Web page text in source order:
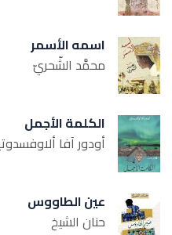
اسمه الأسمر
محمَّد الشّحريّ
الكلمة الأجمل
أودور آفا
عين الطاووس
حنان الشيخ